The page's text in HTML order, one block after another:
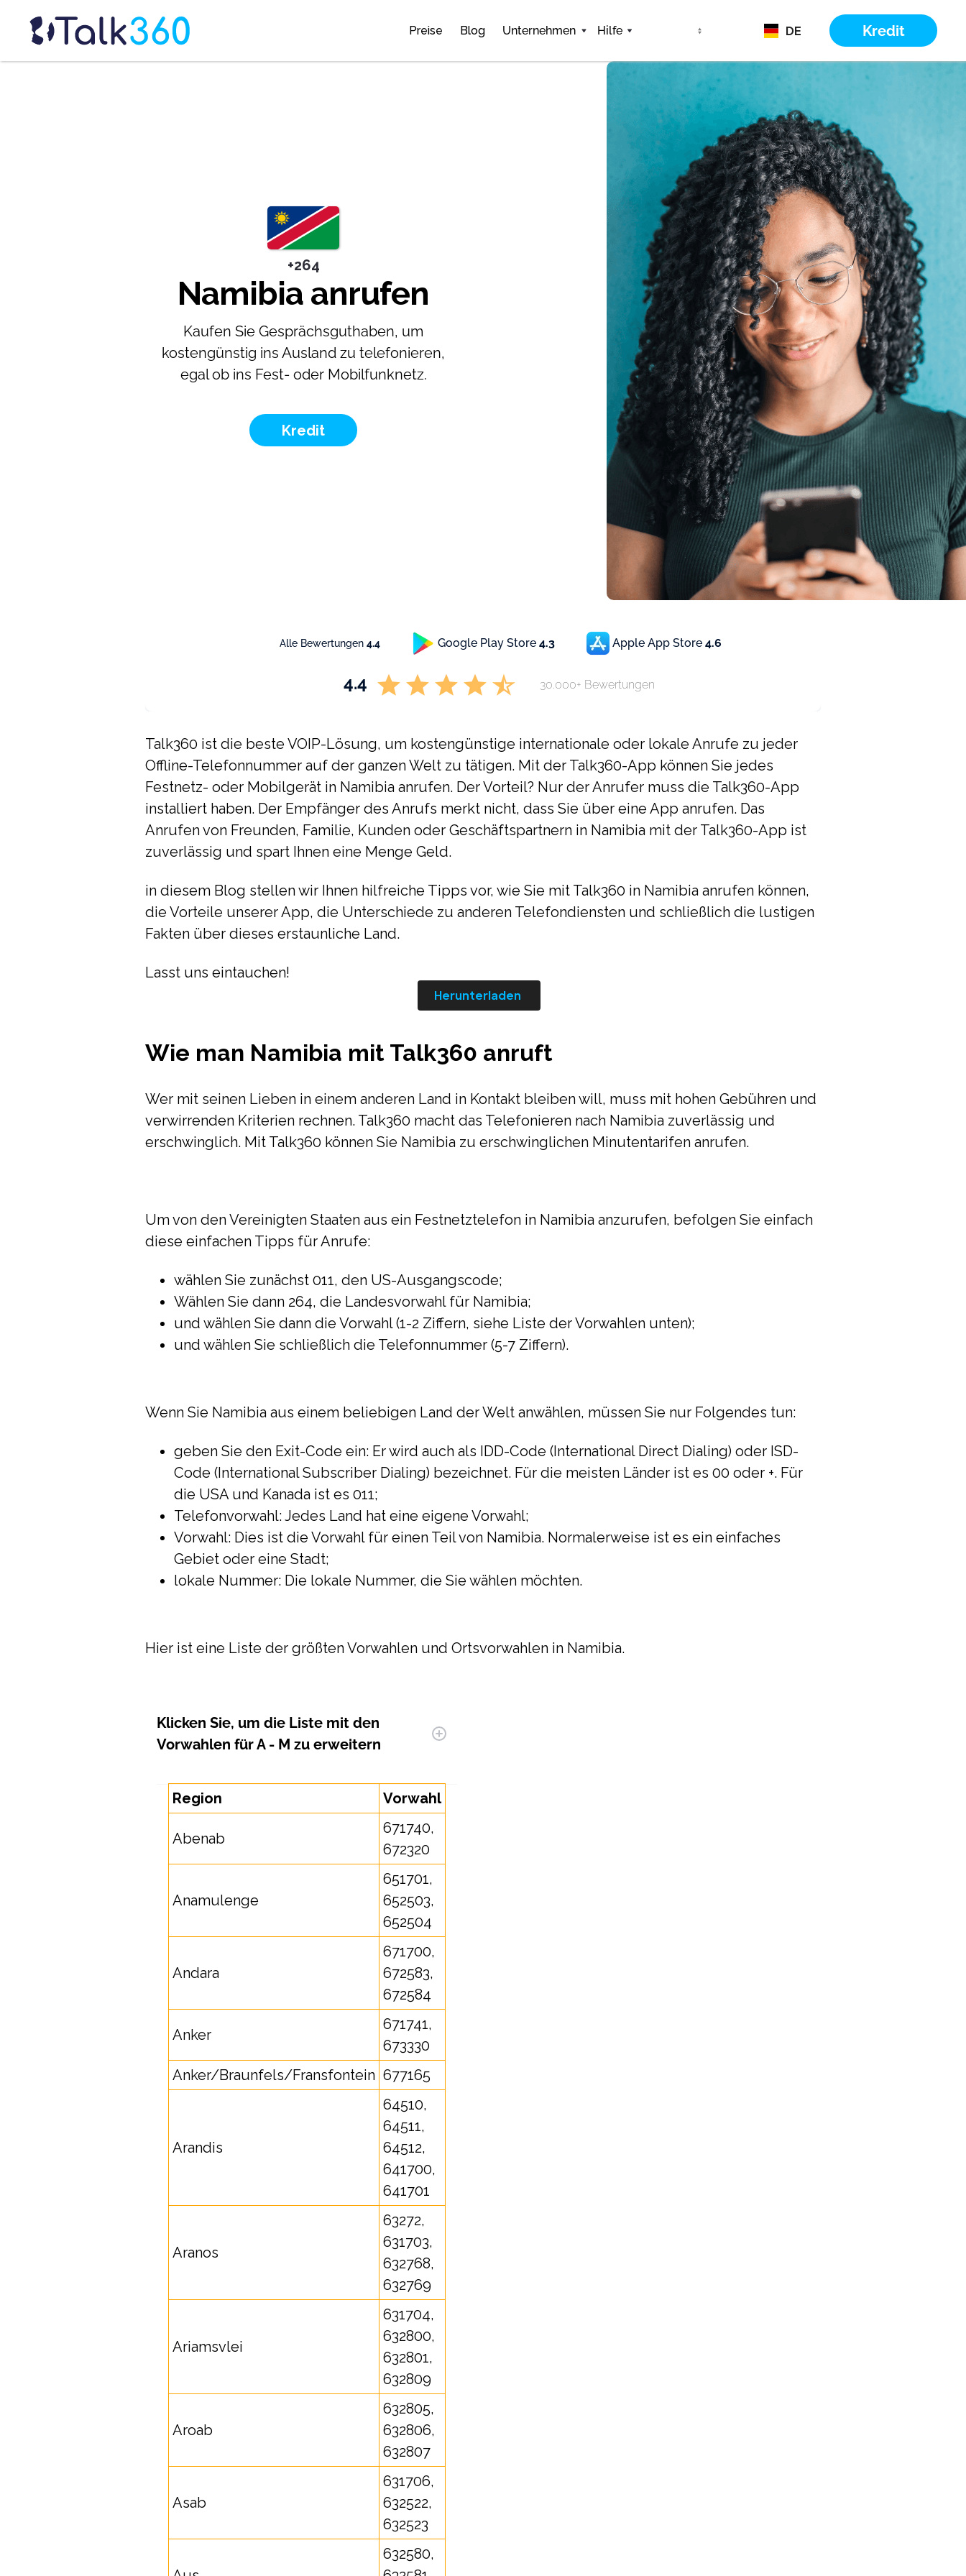
Preise Blog Unternehmen Hilfe DE Kredit
+264
Namibia anrufen
Kaufen Sie Gesprächsguthaben, um
kostengünstig ins Ausland zu telefonieren,
egal ob ins Fest- oder Mobilfunknetz.
Kredit
Alle Bewertungen 4.4 Google Play Store 4.3 Apple App Store 4.6
4.4 30.000+ Bewertungen
Talk360 ist die beste VOIP-Lösung, um kostengünstige internationale oder lokale Anrufe zu jeder
Offline-Telefonnummer auf der ganzen Welt zu tätigen. Mit der Talk360-App können Sie jedes
Festnetz- oder Mobilgerät in Namibia anrufen. Der Vorteil? Nur der Anrufer muss die Talk360-App
installiert haben. Der Empfänger des Anrufs merkt nicht, dass Sie über eine App anrufen. Das
Anrufen von Freunden, Familie, Kunden oder Geschäftspartnern in Namibia mit der Talk360-App ist
zuverlässig und spart Ihnen eine Menge Geld.
in diesem Blog stellen wir Ihnen hilfreiche Tipps vor, wie Sie mit Talk360 in Namibia anrufen können,
die Vorteile unserer App, die Unterschiede zu anderen Telefondiensten und schließlich die lustigen
Fakten über dieses erstaunliche Land.
Lasst uns eintauchen!
Herunterladen
Wie man Namibia mit Talk360 anruft
Wer mit seinen Lieben in einem anderen Land in Kontakt bleiben will, muss mit hohen Gebühren und
verwirrenden Kriterien rechnen. Talk360 macht das Telefonieren nach Namibia zuverlässig und
erschwinglich. Mit Talk360 können Sie Namibia zu erschwinglichen Minutentarifen anrufen.
Um von den Vereinigten Staaten aus ein Festnetztelefon in Namibia anzurufen, befolgen Sie einfach
diese einfachen Tipps für Anrufe:
wählen Sie zunächst 011, den US-Ausgangscode;
Wählen Sie dann 264, die Landesvorwahl für Namibia;
und wählen Sie dann die Vorwahl (1-2 Ziffern, siehe Liste der Vorwahlen unten);
und wählen Sie schließlich die Telefonnummer (5-7 Ziffern).
Wenn Sie Namibia aus einem beliebigen Land der Welt anwählen, müssen Sie nur Folgendes tun:
geben Sie den Exit-Code ein: Er wird auch als IDD-Code (International Direct Dialing) oder ISD-
Code (International Subscriber Dialing) bezeichnet. Für die meisten Länder ist es 00 oder +. Für
die USA und Kanada ist es 011;
Telefonvorwahl: Jedes Land hat eine eigene Vorwahl;
Vorwahl: Dies ist die Vorwahl für einen Teil von Namibia. Normalerweise ist es ein einfaches
Gebiet oder eine Stadt;
lokale Nummer: Die lokale Nummer, die Sie wählen möchten.
Hier ist eine Liste der größten Vorwahlen und Ortsvorwahlen in Namibia.
Klicken Sie, um die Liste mit den
Vorwahlen für A - M zu erweitern
Region Vorwahl
Abenab
671740,
672320
Anamulenge
651701,
652503,
652504
Andara
671700,
672583,
672584
Anker
671741,
673330
Anker/Braunfels/Fransfontein 677165
Arandis
64510,
64511,
64512,
641700,
641701
Aranos
63272,
631703,
632768,
632769
Ariamsvlei
631704,
632800,
632801,
632809
Aroab
632805,
632806,
632807
Asab
631706,
632522,
632523
632580,